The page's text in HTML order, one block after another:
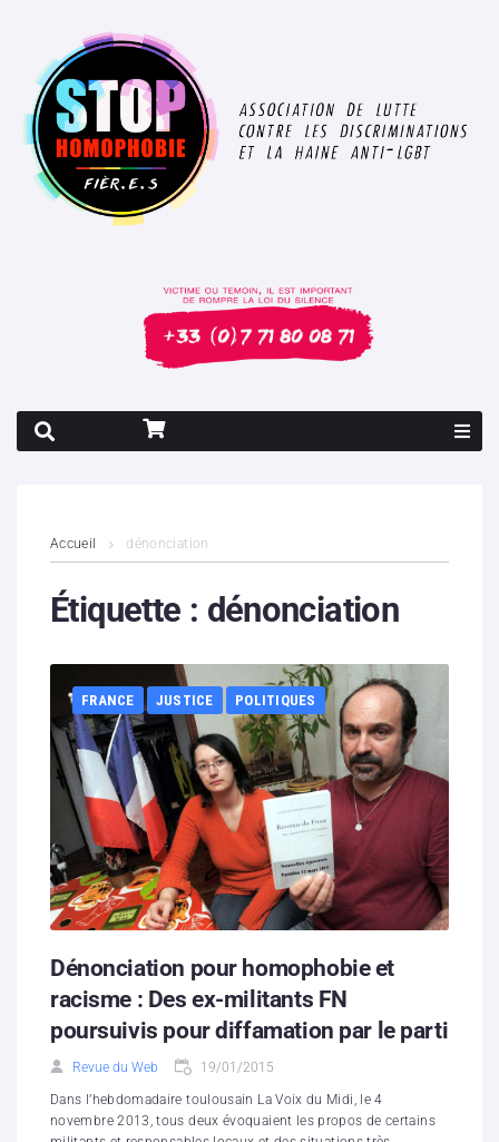
Contenus litigieux
Boutique
Partenaires
Contacts
Hébergement solidaire
Accueil dénonciation
Étiquette : dénonciation
FRANCE JUSTICE POLITIQUES
Dénonciation pour homophobie et
racisme : Des ex-militants FN
poursuivis pour diffamation par le parti
Revue du Web 19/01/2015
Dans l’hebdomadaire toulousain La Voix du Midi, le 4
novembre 2013, tous deux évoquaient les propos de certains